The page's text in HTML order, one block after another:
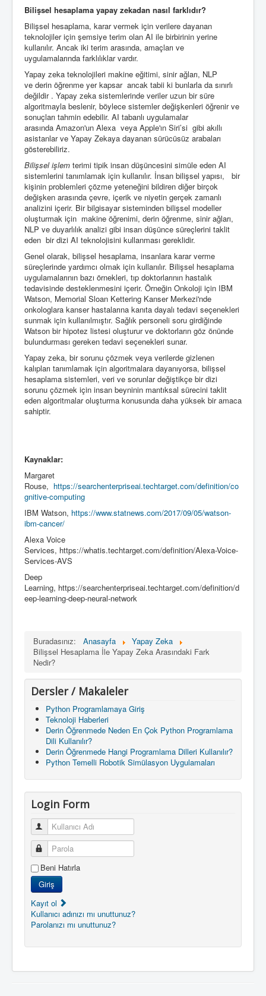
Bilişsel hesaplama yapay zekadan nasıl farklıdır?
Bilişsel hesaplama, karar vermek için verilere dayanan
teknolojiler için şemsiye terim olan AI ile birbirinin yerine
kullanılır. Ancak iki terim arasında, amaçları ve
uygulamalarında farklılıklar vardır.
Yapay zeka teknolojileri makine eğitimi, sinir ağları, NLP
ve derin öğrenme yer kapsar ancak tabii ki bunlarla da sınırlı
değildir . Yapay zeka sistemlerinde veriler uzun bir süre
algoritmayla beslenir, böylece sistemler değişkenleri öğrenir ve
sonuçları tahmin edebilir. AI tabanlı uygulamalar
arasında Amazon'un Alexa veya Apple'ın Siri’si gibi akıllı
asistanlar ve Yapay Zekaya dayanan sürücüsüz arabaları
gösterebiliriz.
Bilişsel işlem terimi tipik insan düşüncesini simüle eden AI
sistemlerini tanımlamak için kullanılır. İnsan bilişsel yapısı, bir
kişinin problemleri çözme yeteneğini bildiren diğer birçok
değişken arasında çevre, içerik ve niyetin gerçek zamanlı
analizini içerir. Bir bilgisayar sisteminden bilişsel modeller
oluşturmak için makine öğrenimi, derin öğrenme, sinir ağları,
NLP ve duyarlılık analizi gibi insan düşünce süreçlerini taklit
eden bir dizi AI teknolojisini kullanması gereklidir.
Genel olarak, bilişsel hesaplama, insanlara karar verme
süreçlerinde yardımcı olmak için kullanılır. Bilişsel hesaplama
uygulamalarının bazı örnekleri, tıp doktorlarının hastalık
tedavisinde desteklenmesini içerir. Örneğin Onkoloji için IBM
Watson, Memorial Sloan Kettering Kanser Merkezi'nde
onkologlara kanser hastalarına kanıta dayalı tedavi seçenekleri
sunmak için kullanılmıştır. Sağlık personeli soru girdiğinde
Watson bir hipotez listesi oluşturur ve doktorların göz önünde
bulundurması gereken tedavi seçenekleri sunar.
Yapay zeka, bir sorunu çözmek veya verilerde gizlenen
kalıpları tanımlamak için algoritmalara dayanıyorsa, bilişsel
hesaplama sistemleri, veri ve sorunlar değiştikçe bir dizi
sorunu çözmek için insan beyninin mantıksal sürecini taklit
eden algoritmalar oluşturma konusunda daha yüksek bir amaca
sahiptir.
Kaynaklar:
Margaret
Rouse, https://searchenterpriseai.techtarget.com/definition/co
gnitive-computing
IBM Watson, https://www.statnews.com/2017/09/05/watson-
ibm-cancer/
Alexa Voice
Services, https://whatis.techtarget.com/definition/Alexa-Voice-
Services-AVS
Deep
Learning, https://searchenterpriseai.techtarget.com/definition/d
eep-learning-deep-neural-network
Buradasınız: Anasayfa
Yapay Zeka
Bilişsel Hesaplama İle Yapay Zeka Arasındaki Fark
Nedir?
Dersler / Makaleler
Python Programlamaya Giriş
Teknoloji Haberleri
Derin Öğrenmede Neden En Çok Python Programlama
Dili Kullanılır?
Derin Öğrenmede Hangi Programlama Dilleri Kullanılır?
Python Temelli Robotik Simülasyon Uygulamaları
Login Form
Kullanıcı Adı
Parola
Beni Hatırla
Giriş
Kayıt ol
Kullanıcı adınızı mı unuttunuz?
Parolanızı mı unuttunuz?